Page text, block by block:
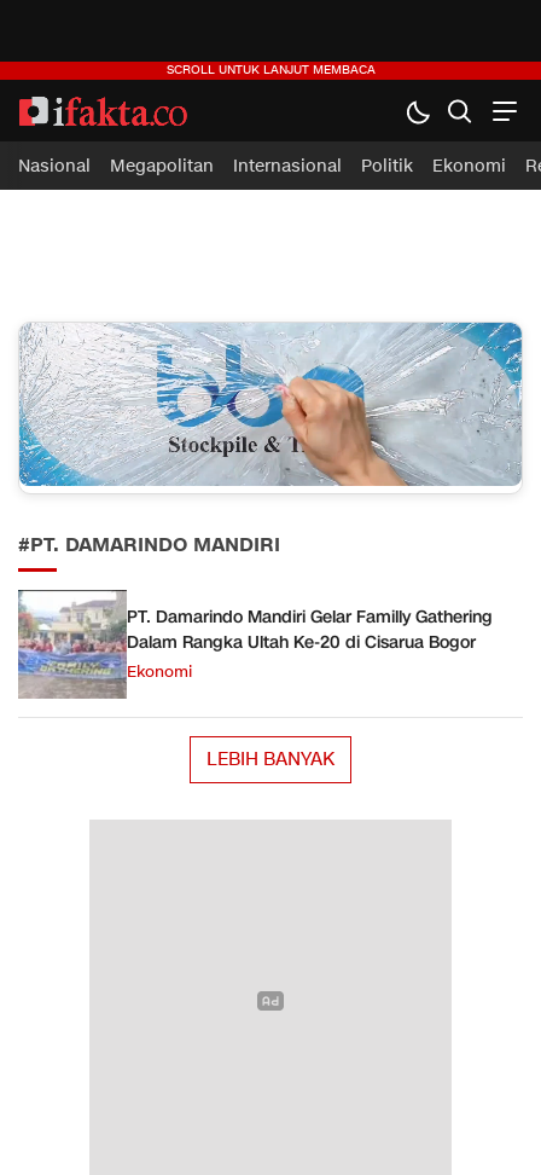
ifakta.co
#pastibenar
Nasional Megapolitan Internasional Politik Ekonomi
#PT. DAMARINDO MANDIRI
PT. Damarindo Mandiri Gelar Familly Gathering
Dalam Rangka Ultah Ke-20 di Cisarua Bogor
Ekonomi
LEBIH BANYAK